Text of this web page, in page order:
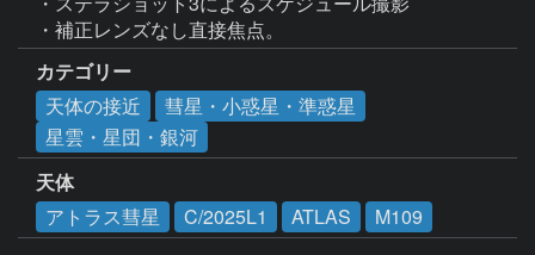
・補正レンズなし直接焦点。
カテゴリー
天体の接近
彗星・小惑星・準惑星
星雲・星団・銀河
天体
アトラス彗星
C/2025L1 ATLAS M109